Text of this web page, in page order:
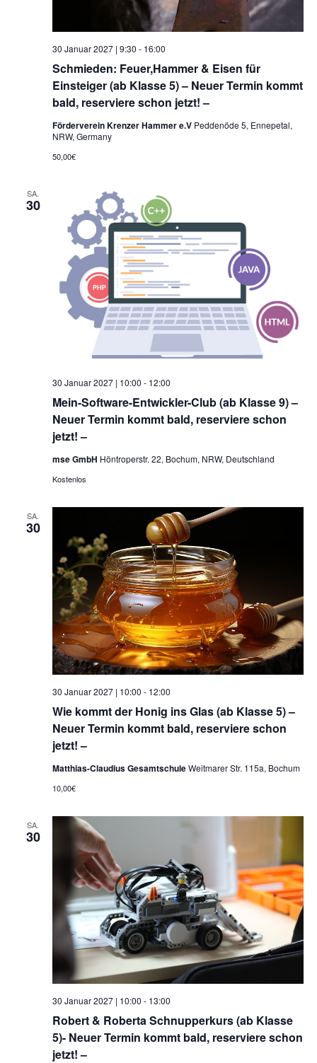
Schmieden: Feuer,Hammer & Eisen für
Einsteiger (ab Klasse 5) – Neuer Termin kommt
bald, reserviere schon jetzt! –
30 Januar 2027 | 9:30 - 16:00
Förderverein Krenzer Hammer e.V Peddenöde 5, Ennepetal,
NRW, Germany
50,00€
SA.
30
Mein-Software-Entwickler-Club (ab Klasse 9) –
Neuer Termin kommt bald, reserviere schon
jetzt! –
30 Januar 2027 | 10:00 - 12:00
mse GmbH Höntroperstr. 22, Bochum, NRW, Deutschland
Kostenlos
SA.
30
Wie kommt der Honig ins Glas (ab Klasse 5) –
Neuer Termin kommt bald, reserviere schon
jetzt! –
30 Januar 2027 | 10:00 - 12:00
Matthias-Claudius GesamtschuleWeitmarer Str. 115a, Bochum
10,00€
SA.
30
Robert & Roberta Schnupperkurs (ab Klasse
5)- Neuer Termin kommt bald, reserviere schon
jetzt! –
30 Januar 2027 | 10:00 - 13:00